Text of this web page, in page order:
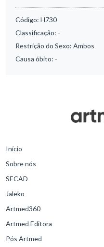
Código: H730
Classificação: -
Restrição do Sexo: Ambos
Causa óbito: -
Início
Sobre nós
SECAD
Jaleko
Artmed360
Artmed Editora
Pós Artmed